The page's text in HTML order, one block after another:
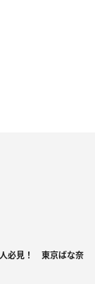
人必見！ 東京ばな奈